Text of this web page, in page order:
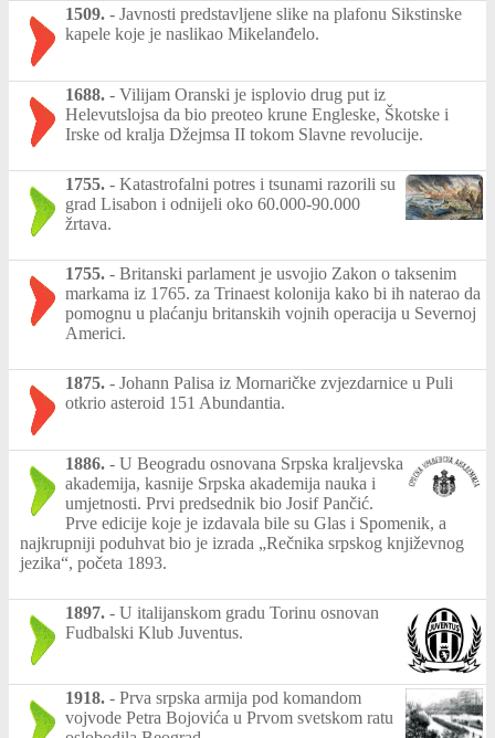
1509. - Javnosti predstavljene slike na plafonu Sikstinske
kapele koje je naslikao Mikelanđelo.
1688. - Vilijam Oranski je isplovio drug put iz
Helevutslojsa da bio preoteo krune Engleske, Škotske i
Irske od kralja Džejmsa II tokom Slavne revolucije.
1755. - Katastrofalni potres i tsunami razorili su
grad Lisabon i odnijeli oko 60.000-90.000
žrtava.
1755. - Britanski parlament je usvojio Zakon o taksenim
markama iz 1765. za Trinaest kolonija kako bi ih naterao da
pomognu u plaćanju britanskih vojnih operacija u Severnoj
Americi.
1875. - Johann Palisa iz Mornaričke zvjezdarnice u Puli
otkrio asteroid 151 Abundantia.
1886. - U Beogradu osnovana Srpska kraljevska
akademija, kasnije Srpska akademija nauka i
umjetnosti. Prvi predsednik bio Josif Pančić.
Prve edicije koje je izdavala bile su Glas i Spomenik, a
najkrupniji poduhvat bio je izrada „Rečnika srpskog književnog
jezika“, početa 1893.
1897. - U italijanskom gradu Torinu osnovan
Fudbalski Klub Juventus.
1918. - Prva srpska armija pod komandom
vojvode Petra Bojovića u Prvom svetskom ratu